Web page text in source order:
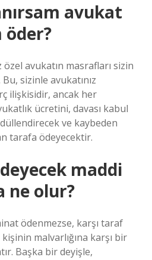
avukat
avukatın masrafları sizin
sizinle avukatınız
ilişkisidir, ancak her
ücretini, davası kabul
ve kaybeden
tarafa ödeyecektir.
maddi
ne olur?
ödenmezse, karşı taraf
malvarlığına karşı bir
Başka bir deyişle,